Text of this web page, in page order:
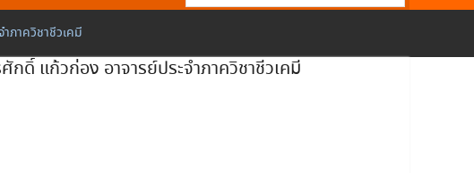
ภาควิชาชีวเคมี
ดิ์ แก้วก่อง อาจารย์ประจำภาควิชาชีวเคมี